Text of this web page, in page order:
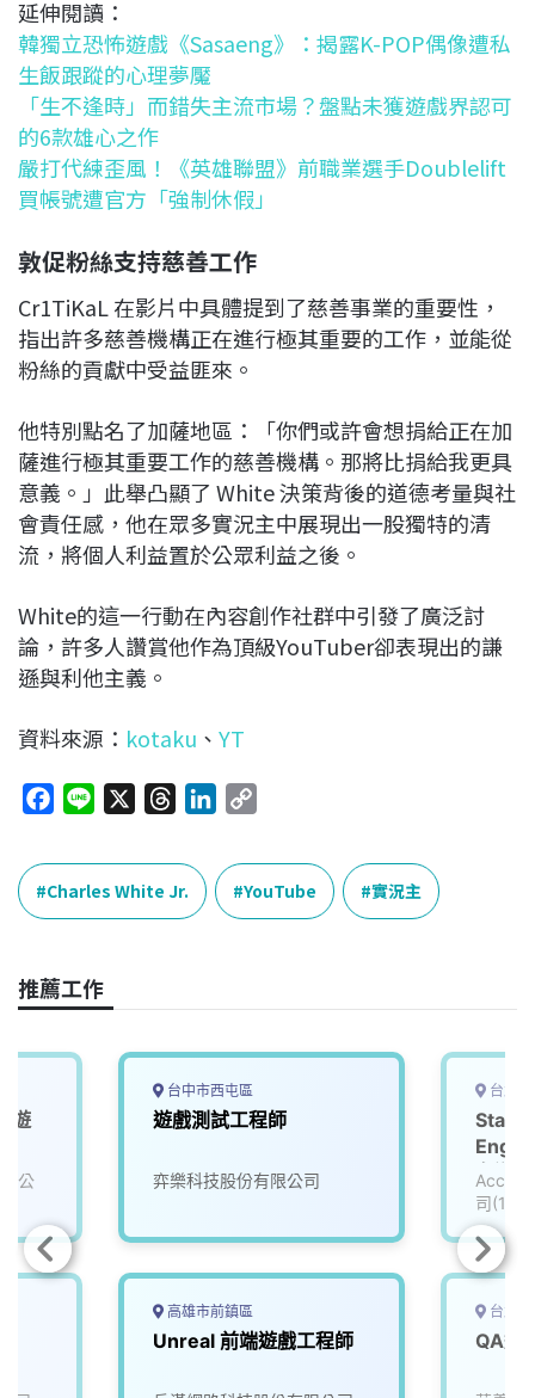
延伸閱讀：
韓獨立恐怖遊戲《Sasaeng》：揭露K-POP偶像遭私
生飯跟蹤的心理夢魘
「生不逢時」而錯失主流市場？盤點未獲遊戲界認可
的6款雄心之作
嚴打代練歪風！《英雄聯盟》前職業選手Doublelift
買帳號遭官方「強制休假」
敦促粉絲支持慈善工作
Cr1TiKaL 在影片中具體提到了慈善事業的重要性，
指出許多慈善機構正在進行極其重要的工作，並能從
粉絲的貢獻中受益匪來。
他特別點名了加薩地區：「你們或許會想捐給正在加
薩進行極其重要工作的慈善機構。那將比捐給我更具
意義。」此舉凸顯了 White 決策背後的道德考量與社
會責任感，他在眾多實況主中展現出一股獨特的清
流，將個人利益置於公眾利益之後。
White的這一行動在內容創作社群中引發了廣泛討
論，許多人讚賞他作為頂級YouTuber卻表現出的謙
遜與利他主義。
資料來源： kotaku 、 YT
c
e
b
o
k
n
e
r
e
a
n
k
e
n
p
y
L
k
Charles White Jr. YouTube 實況主
推薦工作
遊
公
台中市西屯區
遊戲測試工程師
弈樂科技股份有限公司
高雄市前鎮區
Unreal 前端遊戲工程師
台北
Staff
名遊
司
台北